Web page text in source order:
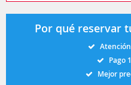
Por qué reservar
Pago
Mejor